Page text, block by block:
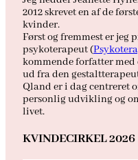
2012 skrevet en af de
kvinder.
Først og fremmest er jeg
psykoterapeut (
kommende forfatter med
ud fra den
Qland er i dag centreret
personlig udvikling og
livet.
KVINDECIRKEL 2026